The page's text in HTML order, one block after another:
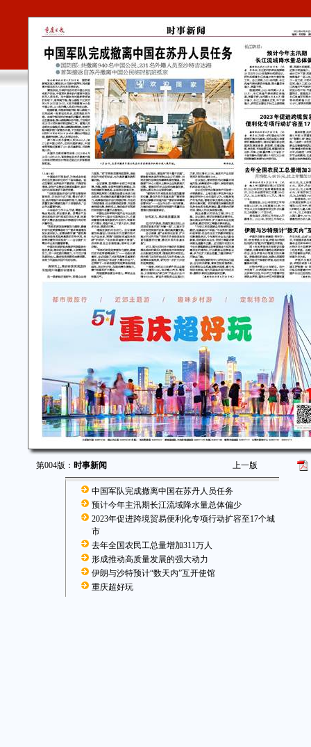
第004版： 时事新闻 上一版
中国军队完成撤离中国在苏丹人员任务
预计今年主汛期长江流域降水量总体偏少
2023年促进跨境贸易便利化专项行动扩容至17个城
市
去年全国农民工总量增加311万人
形成推动高质量发展的强大动力
伊朗与沙特预计“数天内”互开使馆
重庆超好玩